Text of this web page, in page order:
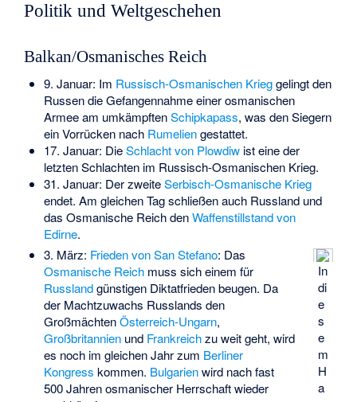
Politik und Weltgeschehen
Balkan/Osmanisches Reich
9. Januar: Im Russisch-Osmanischen Krieggelingt den
Russen die Gefangennahme einer osmanischen
Armee am umkämpftenSchipkapass, was den Siegern
ein Vorrücken nach Rumeliengestattet.
17. Januar: DieSchlacht von Plowdiwist eine der
letzten Schlachten im Russisch-Osmanischen Krieg.
31. Januar: Der zweiteSerbisch-Osmanische Krieg
endet. Am gleichen Tag schließen auch Russland und
das Osmanische Reich denWaffenstillstand von
Edirne.
In
di
e
s
e
m
H
a
3. März: Frieden von San Stefano: Das
Osmanische Reichmuss sich einem für
Russlandgünstigen Diktatfrieden beugen. Da
der Machtzuwachs Russlands den
GroßmächtenÖsterreich-Ungarn,
Großbritannienund Frankreichzu weit geht, wird
es noch im gleichen Jahr zum Berliner
Kongress kommen. Bulgarienwird nach fast
500 Jahren osmanischer Herrschaft wieder